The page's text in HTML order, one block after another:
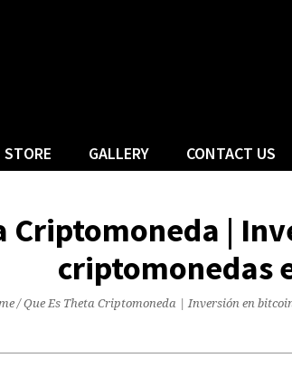
STORE GALLERY CONTACT US
Criptomoneda |
criptomonedas
/Que Es Theta Criptomoneda | Inversión en